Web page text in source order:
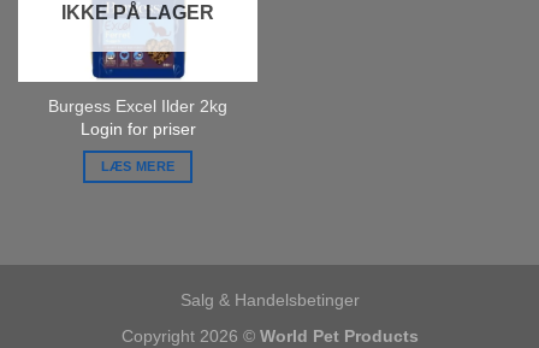
IKKE PÅ LAGER
Burgess Excel Ilder 2kg
Login for priser
LÆS MERE
Salg & Handelsbetinger
Copyright 2026 © World Pet Products